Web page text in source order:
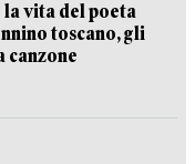
la vita del poeta
toscano, gli
canzone